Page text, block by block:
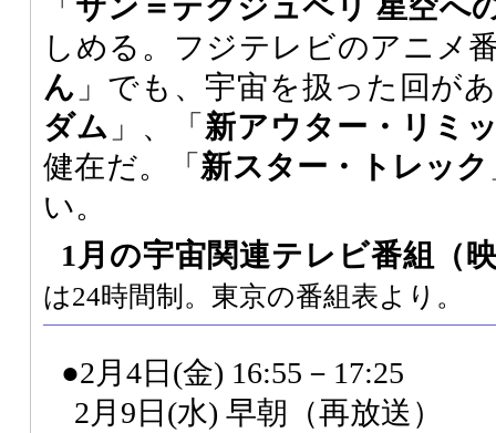
しめる。フジテレビのアニメ
ん 」でも、宇宙を扱った回が
ダム 」、「 新アウター・リミ
健在だ。「 新スター・トレック
い。
1月の宇宙関連テレビ番組
（
は24時間制。東京の番組表より。
●2月4日(金) 16:55－17:25
2月9日(水) 早朝（再放送）